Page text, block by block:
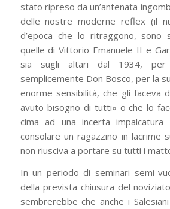
stato ripreso da un’antenata
delle nostre moderne reflex (il
d’epoca che lo ritraggono, sono
quelle di Vittorio Emanuele II e
sia sugli altari dal 1934,
semplicemente Don Bosco, per la
enorme sensibilità, che gli faceva
avuto bisogno di tutti» o che lo
cima ad una incerta impalcatura
consolare un ragazzino in lacrime
non riusciva a portare su tutti i
In un periodo di seminari semi-
della prevista chiusura del
sembrerebbe che anche i